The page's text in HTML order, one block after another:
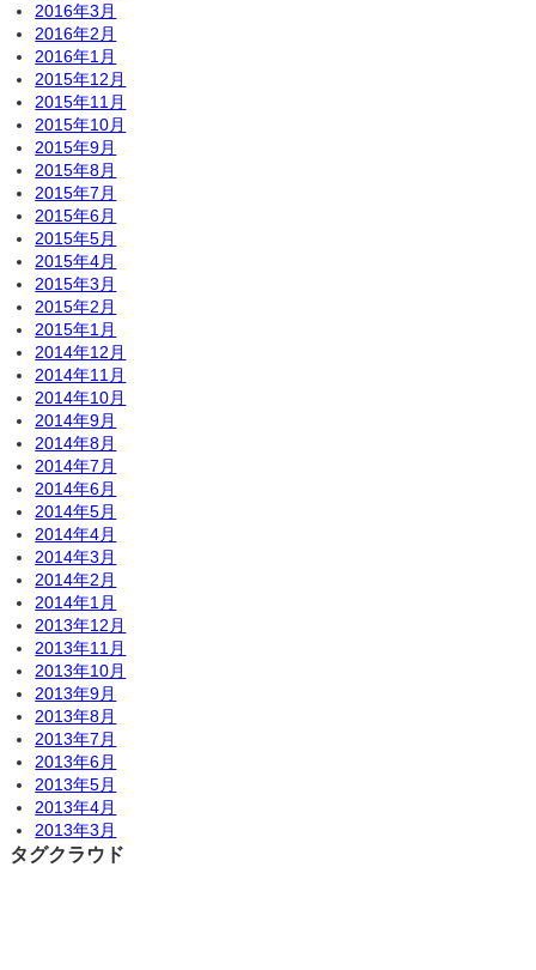
2016年3月
2016年2月
2016年1月
2015年12月
2015年11月
2015年10月
2015年9月
2015年8月
2015年7月
2015年6月
2015年5月
2015年4月
2015年3月
2015年2月
2015年1月
2014年12月
2014年11月
2014年10月
2014年9月
2014年8月
2014年7月
2014年6月
2014年5月
2014年4月
2014年3月
2014年2月
2014年1月
2013年12月
2013年11月
2013年10月
2013年9月
2013年8月
2013年7月
2013年6月
2013年5月
2013年4月
2013年3月
タグクラウド